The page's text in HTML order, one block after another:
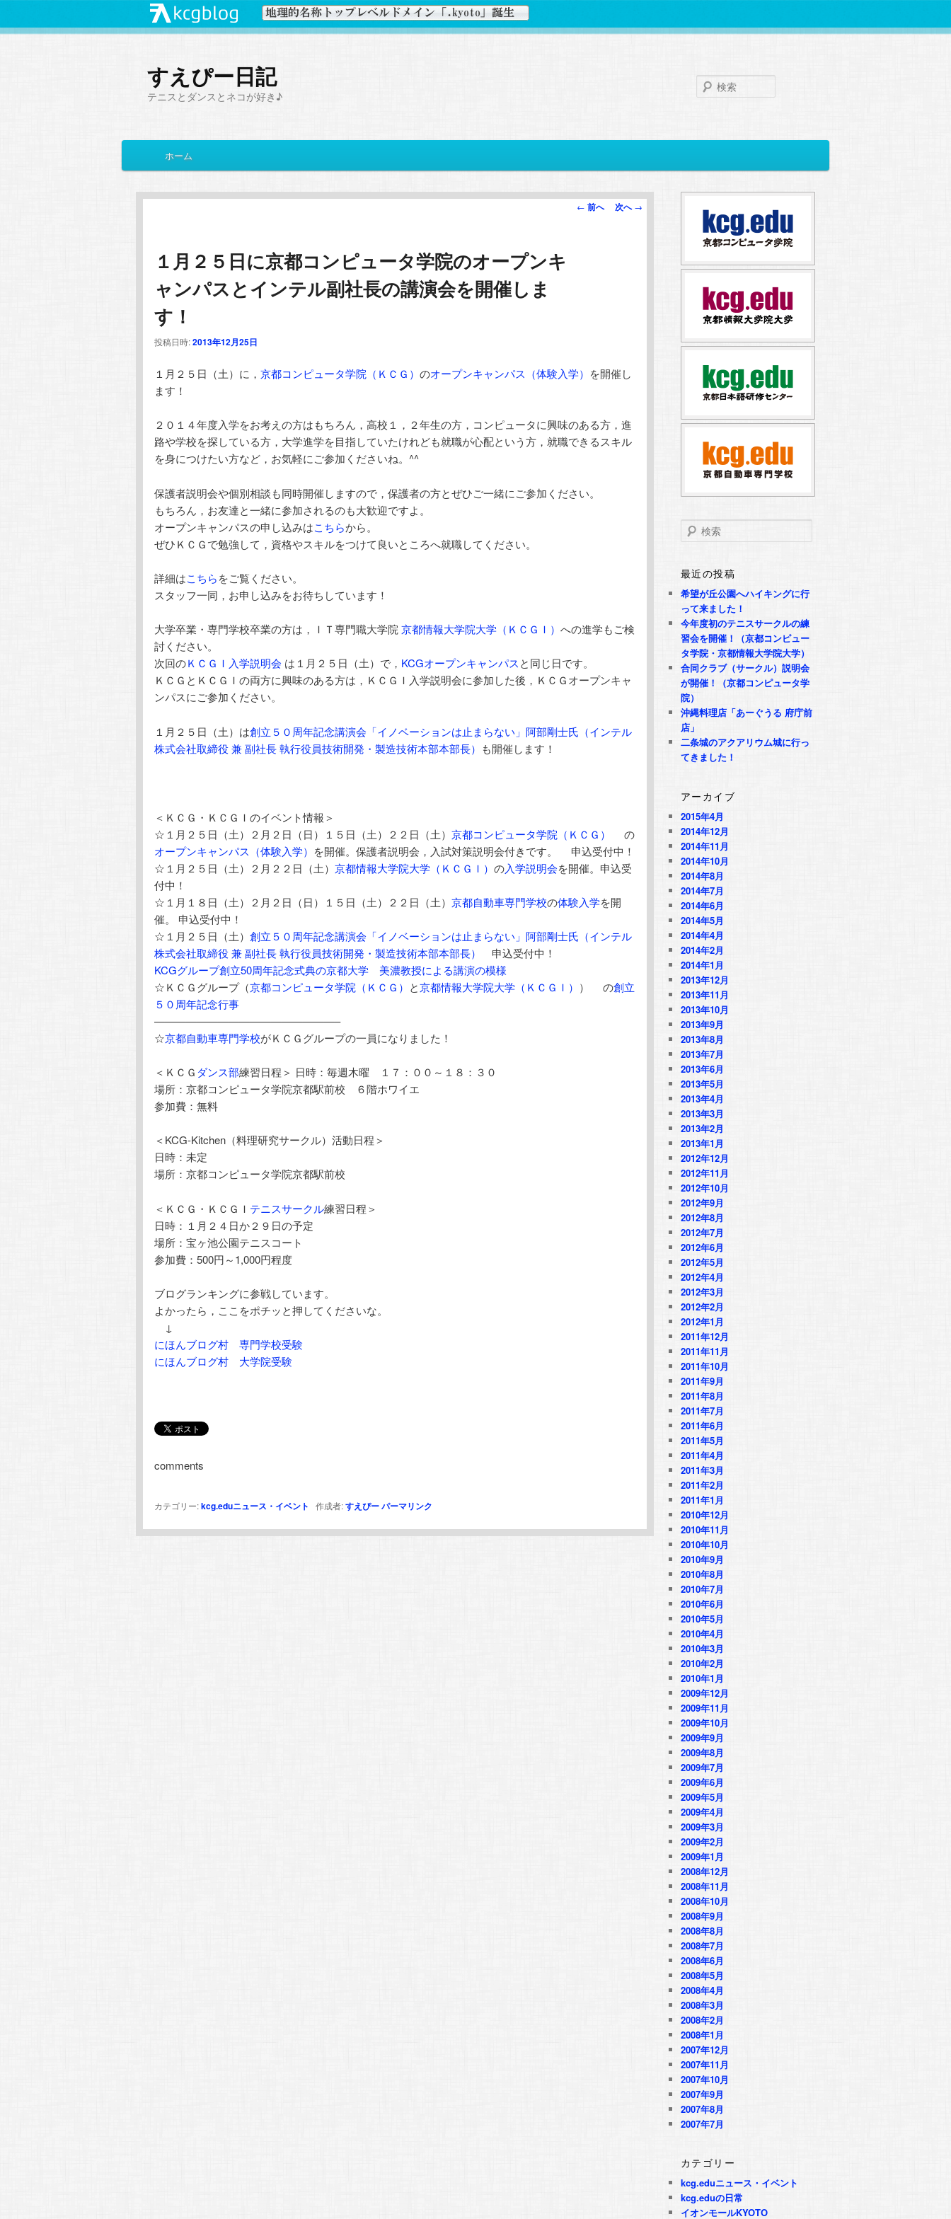
すえぴー日記
テニスとダンスとネコが好き♪
イ
メ
イ
コ
ン
へ
動
サ
ブ
ン
テ
移
ホーム
投
← 前へ 次へ→
１月２５日に京都コンピュータ学院のオープンキ
ャンパスとインテル副社長の講演会を開催しま
す！
投稿日時:2013年12月25日
１月２５日（土）に， 京都コンピュータ学院（ＫＣＧ） のオープンキャンパス（体験入学） を開催し
ます！
２０１４年度入学をお考えの方はもちろん，高校１，２年生の方，コンピュータに興味のある方，進
路や学校を探している方，大学進学を目指していたけれども就職が心配という方，就職できるスキル
を身につけたい方など，お気軽にご参加くださいね。^^
保護者説明会や個別相談も同時開催しますので，保護者の方とぜひご一緒にご参加ください。
もちろん，お友達と一緒に参加されるのも大歓迎ですよ。
オープンキャンパスの申し込みはこちらから。
ぜひＫＣＧで勉強して，資格やスキルをつけて良いところへ就職してください。
詳細はこちらをご覧ください。
スタッフ一同，お申し込みをお待ちしています！
大学卒業・専門学校卒業の方は，ＩＴ専門職大学院京都情報大学院大学（ＫＣＧＩ） への進学もご検
討ください。
次回のＫＣＧＩ入学説明会 は１月２５日（土）で， KCGオープンキャンパスと同じ日です。
ＫＣＧとＫＣＧＩの両方に興味のある方は，ＫＣＧＩ入学説明会に参加した後，ＫＣＧオープンキャ
ンパスにご参加ください。
１月２５日（土）は創立５０周年記念講演会「イノベーションは止まらない」阿部剛士氏（インテル
株式会社取締役 兼 副社長 執行役員技術開発・製造技術本部本部長） も開催します！
＜ＫＣＧ・ＫＣＧＩのイベント情報＞
☆１月２５日（土）２月２日（日）１５日（土）２２日（土） 京都コンピュータ学院（ＫＣＧ）
の
オープンキャンパス（体験入学） を開催。保護者説明会，入試対策説明会付きです。 申込受付中！
☆１月２５日（土）２月２２日（土） 京都情報大学院大学（ＫＣＧＩ） の入学説明会を開催。申込受
付中！
☆１月１８日（土）２月２日（日）１５日（土）２２日（土） 京都自動車専門学校の体験入学を開
催。 申込受付中！
☆１月２５日（土） 創立５０周年記念講演会「イノベーションは止まらない」阿部剛士氏（インテル
株式会社取締役 兼 副社長 執行役員技術開発・製造技術本部本部長）
申込受付中！
KCGグループ創立50周年記念式典の京都大学 美濃教授による講演の模様
☆ＫＣＧグループ（京都コンピュータ学院（ＫＣＧ） と京都情報大学院大学（ＫＣＧＩ） ） の創立
５０周年記念行事
—————————————————–
☆京都自動車専門学校がＫＣＧグループの一員になりました！
＜ＫＣＧ ダンス部練習日程＞ 日時：毎週木曜 １７：００～１８：３０
場所：京都コンピュータ学院京都駅前校 ６階ホワイエ
参加費：無料
＜KCG-Kitchen（料理研究サークル）活動日程＞
日時：未定
場所：京都コンピュータ学院京都駅前校
＜ＫＣＧ・ＫＣＧＩ テニスサークル練習日程＞
日時：１月２４日か２９日の予定
場所：宝ヶ池公園テニスコート
参加費：500円～1,000円程度
ブログランキングに参戦しています。
よかったら，ここをポチッと押してくださいな。
↓
にほんブログ村 専門学校受験
にほんブログ村 大学院受験
comments
カテゴリー:kcg.eduニュース・イベント 作成者:すえぴーパーマリンク
検
索
最近の投稿
希望が丘公園へハイキングに行
って来ました！
今年度初のテニスサークルの練
習会を開催！（京都コンピュー
タ学院・京都情報大学院大学）
合同クラブ（サークル）説明会
が開催！（京都コンピュータ学
院）
沖縄料理店「あーぐうる 府庁前
店」
二条城のアクアリウム城に行っ
てきました！
アーカイブ
2015年4月
2014年12月
2014年11月
2014年10月
2014年8月
2014年7月
2014年6月
2014年5月
2014年4月
2014年2月
2014年1月
2013年12月
2013年11月
2013年10月
2013年9月
2013年8月
2013年7月
2013年6月
2013年5月
2013年4月
2013年3月
2013年2月
2013年1月
2012年12月
2012年11月
2012年10月
2012年9月
2012年8月
2012年7月
2012年6月
2012年5月
2012年4月
2012年3月
2012年2月
2012年1月
2011年12月
2011年11月
2011年10月
2011年9月
2011年8月
2011年7月
2011年6月
2011年5月
2011年4月
2011年3月
2011年2月
2011年1月
2010年12月
2010年11月
2010年10月
2010年9月
2010年8月
2010年7月
2010年6月
2010年5月
2010年4月
2010年3月
2010年2月
2010年1月
2009年12月
2009年11月
2009年10月
2009年9月
2009年8月
2009年7月
2009年6月
2009年5月
2009年4月
2009年3月
2009年2月
2009年1月
2008年12月
2008年11月
2008年10月
2008年9月
2008年8月
2008年7月
2008年6月
2008年5月
2008年4月
2008年3月
2008年2月
2008年1月
2007年12月
2007年11月
2007年10月
2007年9月
2007年8月
2007年7月
カテゴリー
kcg.eduニュース・イベント
kcg.eduの日常
イオンモールKYOTO